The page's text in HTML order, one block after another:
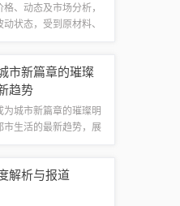
、动态及市场分析，
状态，受到原材料、
场实时动态而定，...
市新篇章的璀璨
趋势
城市新篇章的璀璨明
市生活的最新趋势，展
堪称一流，吸引...
解析与报道